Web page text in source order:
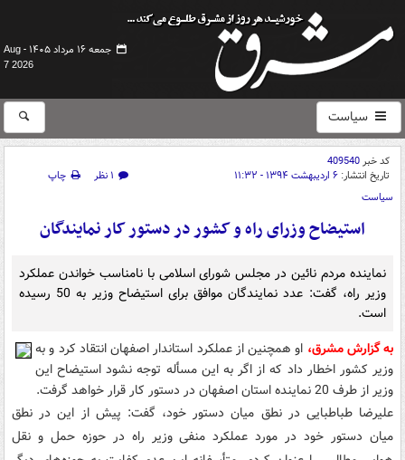
جمعه ۱۶ مرداد ۱۴۰۵ -
Aug
7 2026
سیاست
کد خبر409540
تاریخ انتشار: ۶ اردیبهشت ۱۳۹۴ - ۱۱:۳۲ ۱ نظر
چاپ
سیاست
استیضاح وزرای راه و کشور در دستور کار نمایندگان
نماینده مردم نائین در مجلس شورای اسلامی با نامناسب خواندن عملکرد
وزیر راه، گفت: عدد نمایندگان موافق برای استیضاح وزیر به 50 رسیده
است.
به گزارش مشرق، او همچنین از عملکرد استاندار اصفهان انتقاد کرد و به
وزیر کشور اخطار داد که از اگر به این مسأله توجه نشود استیضاح این
وزیر از طرف 20 نماینده استان اصفهان در دستور کار قرار خواهد گرفت.
علیرضا طباطبایی در نطق میان دستور خود، گفت: پیش از این در نطق
میان دستور خود در مورد عملکرد منفی وزیر راه در حوزه حمل و نقل